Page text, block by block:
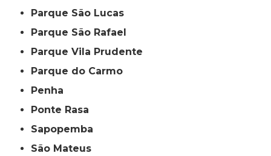
Parque São Lucas
Parque São Rafael
Parque Vila Prudente
Parque do Carmo
Penha
Ponte Rasa
Sapopemba
São Mateus